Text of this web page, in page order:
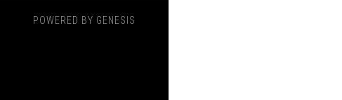
POWERED BY GENESIS